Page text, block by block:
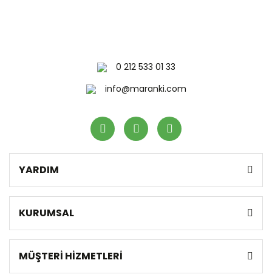
0 212 533 01 33
info@maranki.com
YARDIM
KURUMSAL
MÜŞTERİ HİZMETLERİ